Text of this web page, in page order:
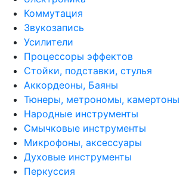
Коммутация
Звукозапись
Усилители
Процессоры эффектов
Стойки, подставки, стулья
Аккордеоны, Баяны
Тюнеры, метрономы, камертоны
Народные инструменты
Смычковые инструменты
Микрофоны, аксессуары
Духовые инструменты
Перкуссия